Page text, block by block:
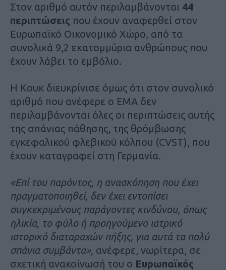
Στον αριθμό αυτόν περιλαμβάνονται 44
περιπτώσεις που έχουν αναφερθεί στον
Ευρωπαϊκό Οικονομικό Χώρο, από τα
συνολικά 9,2 εκατομμύρια ανθρώπους που
έχουν λάβει το εμβόλιο.
Η Κουκ διευκρίνισε όμως ότι στον συνολικό
αριθμό που ανέφερε ο ΕΜΑ δεν
περιλαμβάνονται όλες οι περιπτώσεις αυτής
της σπάνιας πάθησης, της θρόμβωσης
εγκεφαλικού φλεβικού κόλπου (CVST), που
έχουν καταγραφεί στη Γερμανία.
«Επί του παρόντος, η ανασκόπηση που έχει
πραγματοποιηθεί, δεν έχει εντοπίσει
συγκεκριμένους παράγοντες κινδύνου, όπως
ηλικία, το φύλο ή προηγούμενο ιατρικό
ιστορικό διαταραχών πήξης, για αυτά τα πολύ
σπάνια συμβάντα», ανέφερε, νωρίτερα, σε
σχετική ανακοίνωσή του ο Ευρωπαϊκός